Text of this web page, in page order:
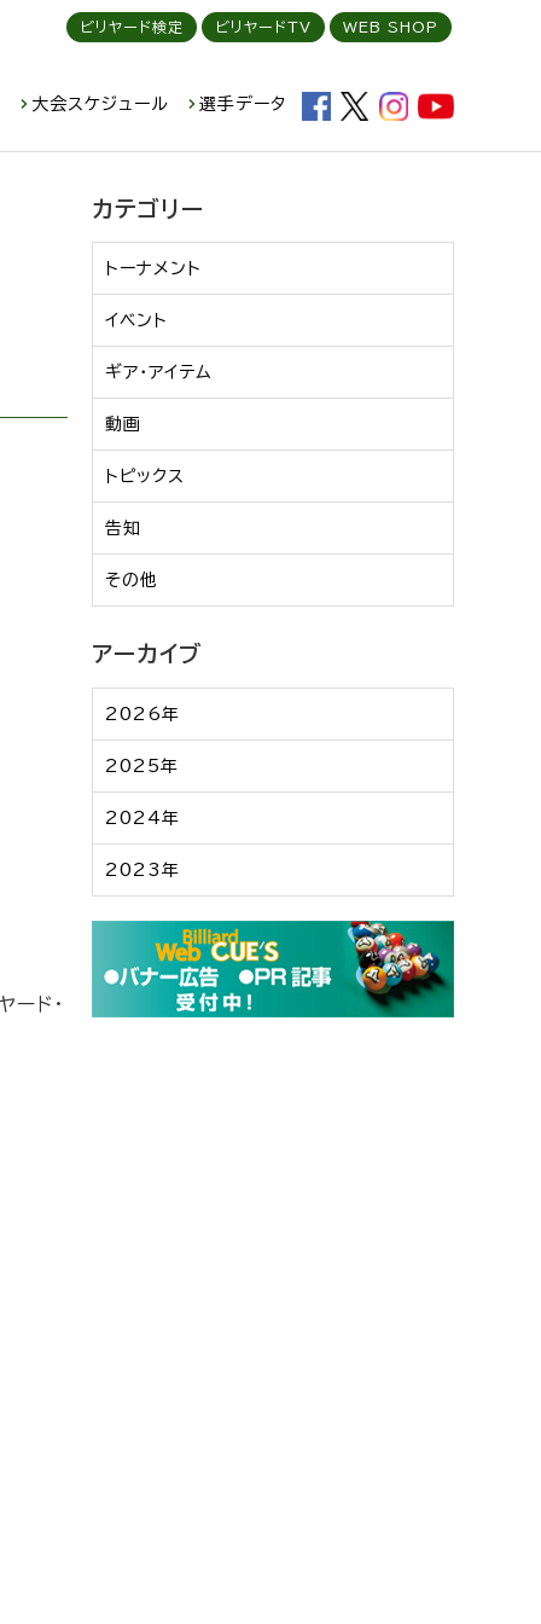
大会スケジュール 選手データ
ビリヤード検定 ビリヤードTV WEB SHOP
ド・
カテゴリー
トーナメント
イベント
ギア・アイテム
動画
トピックス
告知
その他
アーカイブ
2026年
2025年
2024年
2023年